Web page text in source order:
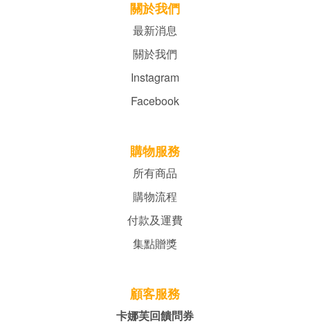
關於我們
最新消息
關於我們
Instagram
Facebook
購物服務
所有商品
購物流程
付款及運費
集點贈獎
顧客服務
卡娜芙回饋問券